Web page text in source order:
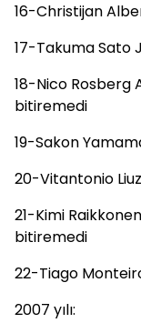
16-Christijan
17-Takuma Sato
18-Nico Rosberg
bitiremedi
19-Sakon
20-Vitantonio
21-Kimi
bitiremedi
22-Tiago
2007 yılı: